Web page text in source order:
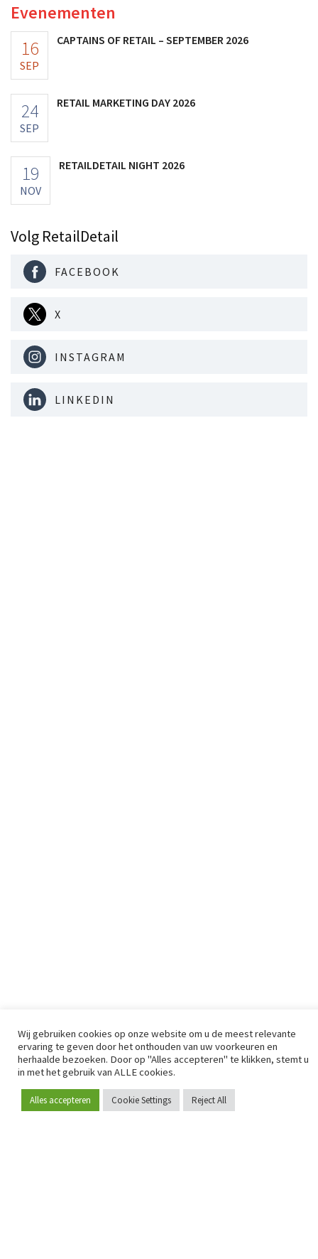
Word lid
Evenementen
16
SEP
CAPTAINS OF RETAIL – SEPTEMBER 2026
24
SEP
RETAIL MARKETING DAY 2026
19
NOV
RETAILDETAIL NIGHT 2026
Volg RetailDetail
FACEBOOK
X
INSTAGRAM
LINKEDIN
Sinds 2009 is RetailDetail hét toonaangevende B2B-
platform voor retail in Europa.
Als "100% trusted medium" en sterke retailcommunity biedt
RetailDetail professionals dagelijks betrouwbaar nieuws,
Wij gebruiken cookies op onze website om u de meest relevante
ervaring te geven door het onthouden van uw voorkeuren en
herhaalde bezoeken. Door op "Alles accepteren" te klikken, stemt u
in met het gebruik van ALLE cookies.
Alles accepteren Cookie Settings Reject All